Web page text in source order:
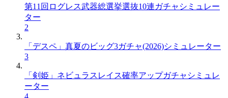
第11回ログレス武器総選挙選抜10連ガチャシミュレー
ター
2
「デスペ」真夏のビッグ3ガチャ(2026)シミュレーター
3
「剣姫」ネビュラスレイス確率アップガチャシミュレ
ーター
4